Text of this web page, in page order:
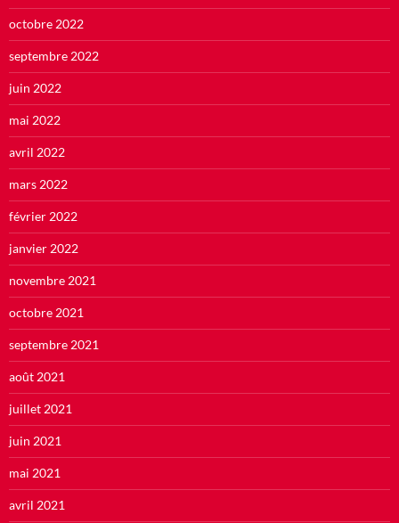
octobre 2022
septembre 2022
juin 2022
mai 2022
avril 2022
mars 2022
février 2022
janvier 2022
novembre 2021
octobre 2021
septembre 2021
août 2021
juillet 2021
juin 2021
mai 2021
avril 2021